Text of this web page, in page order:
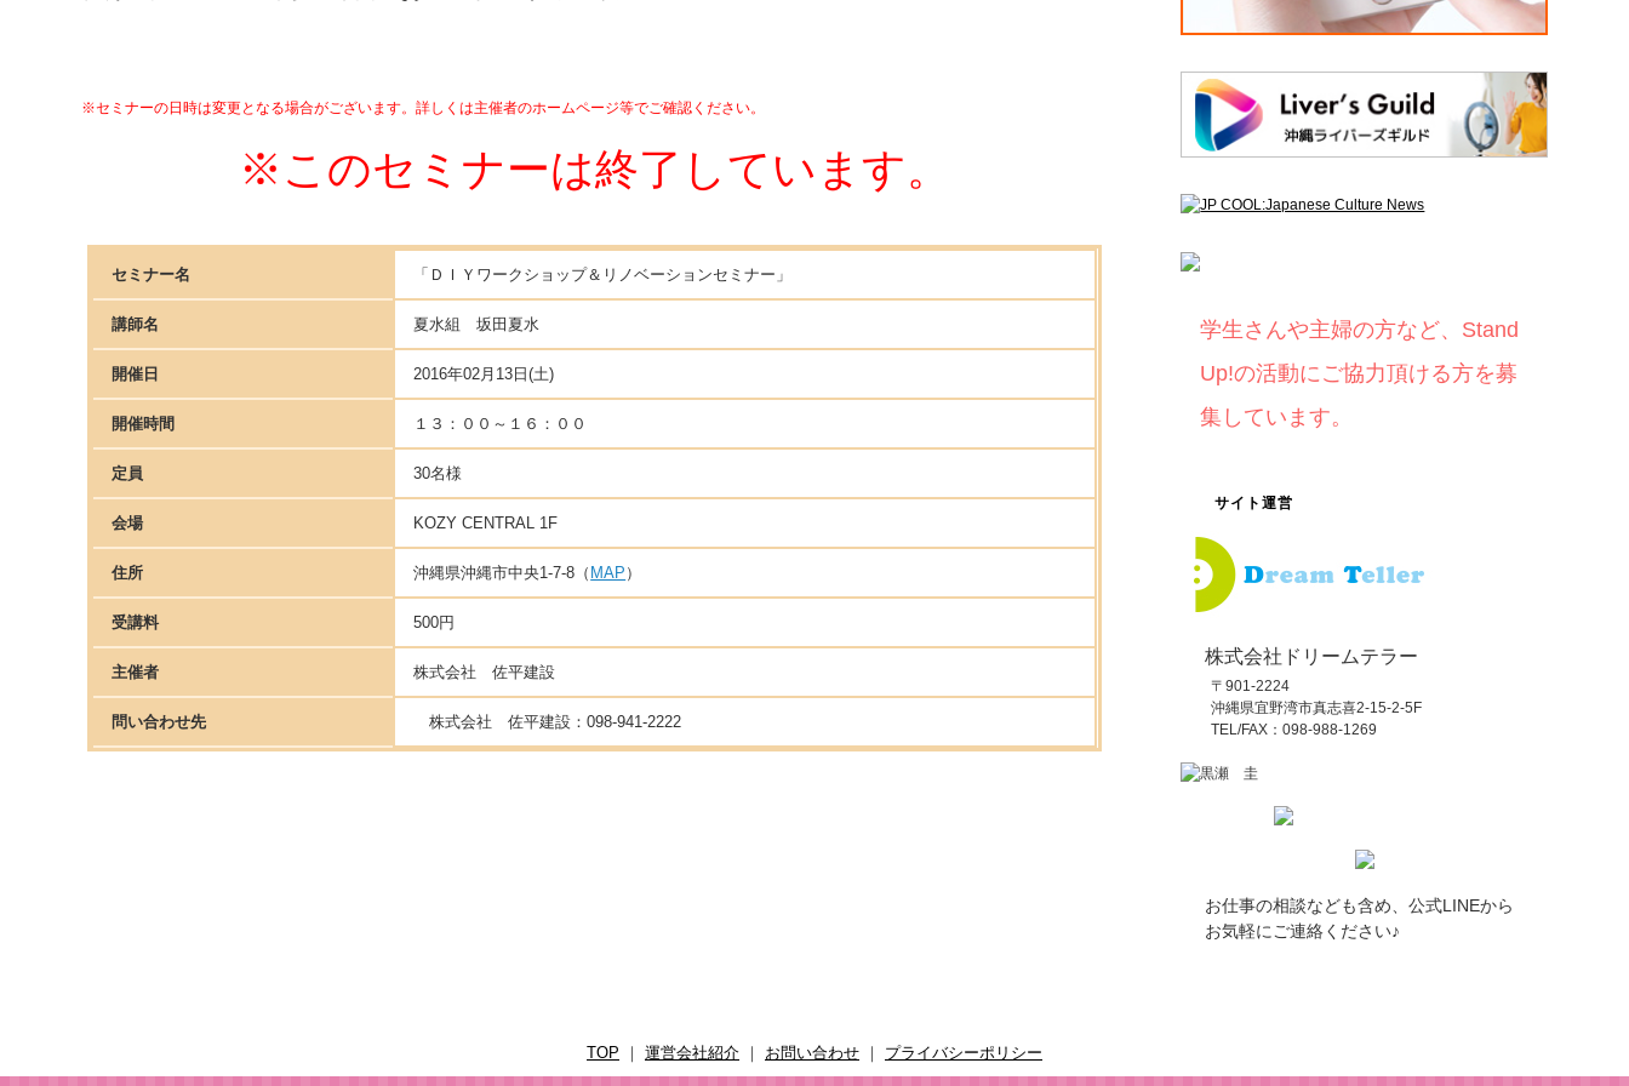
※セミナーの日時は変更となる場合がございます。詳しくは主催者のホームページ等でご確認ください。
※このセミナーは終了しています。
セミナー名 「ＤＩＹワークショップ＆リノベーションセミナー」
講師名 夏水組 坂田夏水
開催日 2016年02月13日(土)
開催時間 １３：００～１６：００
定員 30名様
会場 KOZY CENTRAL 1F
住所 沖縄県沖縄市中央1-7-8（ MAP ）
受講料 500円
主催者 株式会社 佐平建設
問い合わせ先 株式会社 佐平建設：098-941-2222
学生さんや主婦の方など、Stand
Up!の活動にご協力頂ける方を募
集しています。
サイト運営
株式会社ドリームテラー
〒901-2224
沖縄県宜野湾市真志喜2-15-2-5F
TEL/FAX：098-988-1269
お仕事の相談なども含め、公式LINEから
お気軽にご連絡ください♪
TOP ｜ 運営会社紹介 ｜ お問い合わせ ｜ プライバシーポリシー